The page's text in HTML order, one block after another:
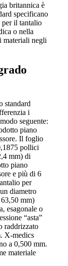
britannica è
specificano
il tantalio
o nella
materiali negli
standard
i
seguente:
piano
Il foglio
pollici
mm) di
piano
e più di 6
per
diametro
mm)
esagonale o
“asta”
raddrizzato
X-medics
a 0,500 mm.
materiale